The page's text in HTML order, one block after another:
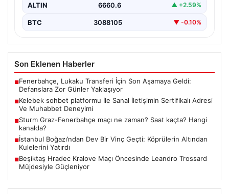
ALTIN 6660.6 ▲ +2.59%
BTC 3088105 ▼ -0.10%
Son Eklenen Haberler
■Fenerbahçe, Lukaku Transferi İçin Son Aşamaya Geldi:
Defanslara Zor Günler Yaklaşıyor
■Kelebek sohbet platformu İle Sanal İletişimin Sertifikalı Adresi
Ve Muhabbet Deneyimi
■Sturm Graz-Fenerbahçe maçı ne zaman? Saat kaçta? Hangi
kanalda?
■İstanbul Boğazı’ndan Dev Bir Vinç Geçti: Köprülerin Altından
Kulelerini Yatırdı
■Beşiktaş Hradec Kralove Maçı Öncesinde Leandro Trossard
Müjdesiyle Güçleniyor